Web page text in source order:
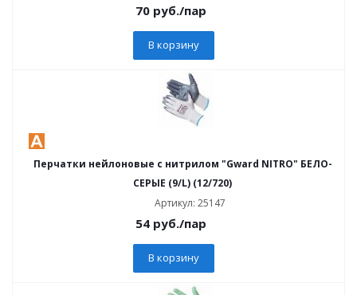
70руб./пар
В корзину
Перчатки нейлоновые с нитрилом "Gward NITRO" БЕЛО-
СЕРЫЕ (9/L) (12/720)
Артикул: 25147
54руб./пар
В корзину